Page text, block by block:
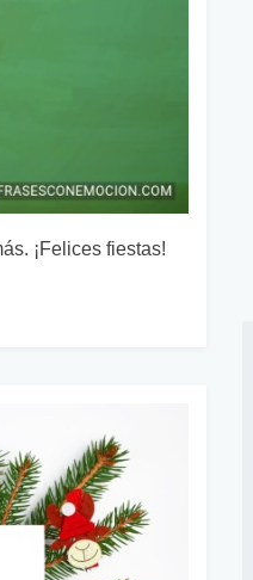
¡Felices fiestas!